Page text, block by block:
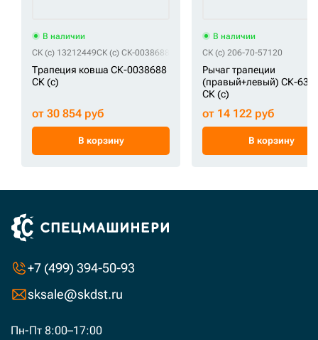
В наличии
СК (c) 13212449СК (c) СК-0038688
Трапеция ковша СК-0038688
СК (c)
от 30 854 руб
В корзину
В наличии
СК (c) 206-70-57120
Рычаг трапеции
(правый+левый) СК-
СК (c)
от 14 122 руб
В корзину
+7 (499) 394-50-93
sksale@skdst.ru
Пн-Пт 8:00–17:00